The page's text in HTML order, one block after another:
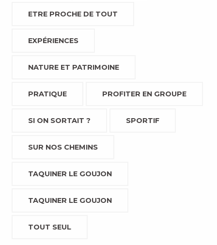
ETRE PROCHE DE TOUT
EXPÉRIENCES
NATURE ET PATRIMOINE
PRATIQUE PROFITER EN GROUPE
SI ON SORTAIT ? SPORTIF
SUR NOS CHEMINS
TAQUINER LE GOUJON
TAQUINER LE GOUJON
TOUT SEUL